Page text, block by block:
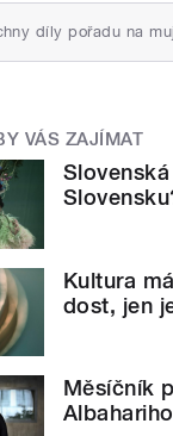
díly pořadu na
VÁS ZAJÍMAT
Kultura
dost, jen
Měsíčník